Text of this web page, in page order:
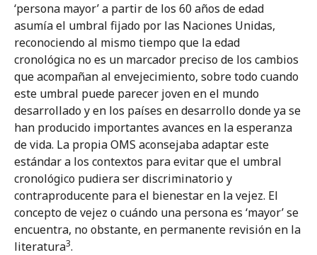
clínicas y socio-económicas
Toda forma de reproducción, distribución, comunicación pública o
transformación de esta obra solo puede ser realizada con la autorización
de sus titulares, salvo la excepción prevista por la ley. Diríjase al autor si
necesita fotocopiar o digitalizar algún fragmento de esta obra.
‘persona mayor’ a partir de los 60 años de edad
asumía el umbral fijado por las Naciones Unidas,
reconociendo al mismo tiempo que la edad
cronológica no es un marcador preciso de los cambios
que acompañan al envejecimiento, sobre todo cuando
este umbral puede parecer joven en el mundo
desarrollado y en los países en desarrollo donde ya se
han producido importantes avances en la esperanza
de vida. La propia OMS aconsejaba adaptar este
estándar a los contextos para evitar que el umbral
cronológico pudiera ser discriminatorio y
contraproducente para el bienestar en la vejez. El
concepto de vejez o cuándo una persona es ‘mayor’ se
encuentra, no obstante, en permanente revisión en la
literatura3.